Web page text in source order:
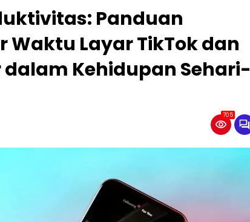
Panduan
Waktu Layar TikTok dan
dalam Kehidupan Sehari-
705